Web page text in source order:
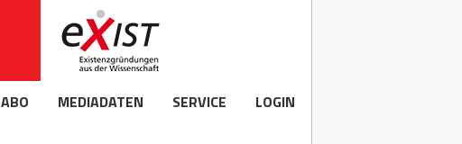
ABO MEDIADATEN SERVICE LOGIN